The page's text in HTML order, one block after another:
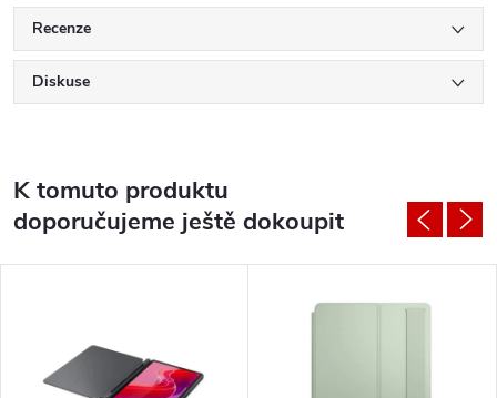
Recenze
Diskuse
K tomuto produktu
doporučujeme ještě dokoupit